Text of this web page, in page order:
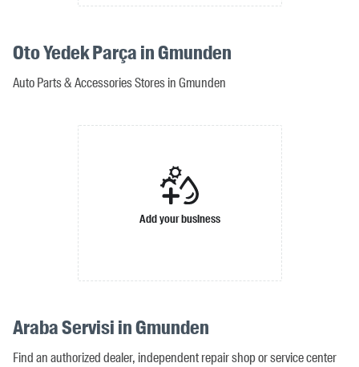
Oto Yedek Parça in Gmunden
Auto Parts & Accessories Stores in Gmunden
Add your business
Araba Servisi in Gmunden
Find an authorized dealer, independent repair shop or service center